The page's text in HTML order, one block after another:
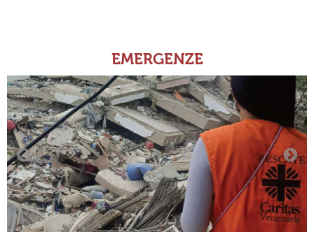
EMERGENZE